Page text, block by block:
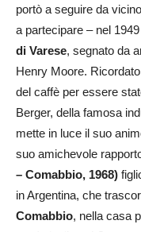
portò a seguire da
a partecipare – nel
di Varese, segnato da
Henry Moore.
del caffè per essere
Berger, della famosa
mette in luce il suo
suo amichevole
– Comabbio, 1968)
in Argentina, che
Comabbio, nella casa